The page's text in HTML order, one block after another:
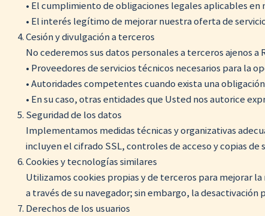
• El cumplimiento de obligaciones legales aplicables
• El interés legítimo de mejorar nuestra oferta de
Cesión y divulgación a terceros
No cederemos sus datos personales a terceros ajenos a
• Proveedores de servicios técnicos necesarios para la
• Autoridades competentes cuando exista una
• En su caso, otras entidades que Usted nos autorice
Seguridad de los datos
Implementamos medidas técnicas y organizativas
incluyen el cifrado SSL, controles de acceso y copias de
Cookies y tecnologías similares
Utilizamos cookies propias y de terceros para mejorar
a través de su navegador; sin embargo, la
Derechos de los usuarios